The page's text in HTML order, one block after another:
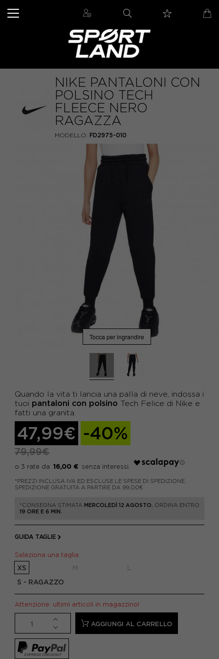
NIKE PANTALONI CON
POLSINO TECH
FLEECE NERO
RAGAZZA
MODELLO: FD2975-010
Tocca per ingrandire
Quando la vita ti lancia una palla di neve, indossa i
tuoi pantaloni con polsino Tech Felice di Nike e
fatti una granita.
47,99€ -40%
79,99€
16,00 €
*PREZZI INCLUSA IVA ED ESCLUSE LE SPESE DI SPEDIZIONE.
SPEDIZIONE GRATUITA A PARTIRE DA 99,00€
*CONSEGNA STIMATA MERCOLEDÌ 12 AGOSTO.
ORDINA ENTRO
19 ORE E 6 MIN.
GUIDA TAGLIE
Seleziona una taglia
XS
S - RAGAZZO
Attenzione: ultimi articoli in magazzino!
AGGIUNGI AL CARRELLO